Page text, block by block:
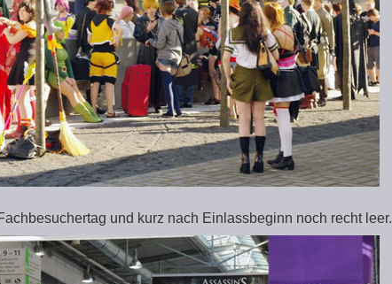
und kurz nach Einlassbeginn noch recht leer.